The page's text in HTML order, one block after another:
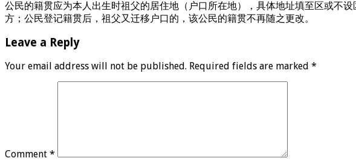
公民的籍贯应为本人出生时祖父的居住地（户口所在地），具体地址填至区或不
方；公民登记籍贯后，祖父又迁移户口的，该公民的籍贯不再随之更改。
Leave a Reply
Your email address will not be published. Required fields are marked *
Comment *